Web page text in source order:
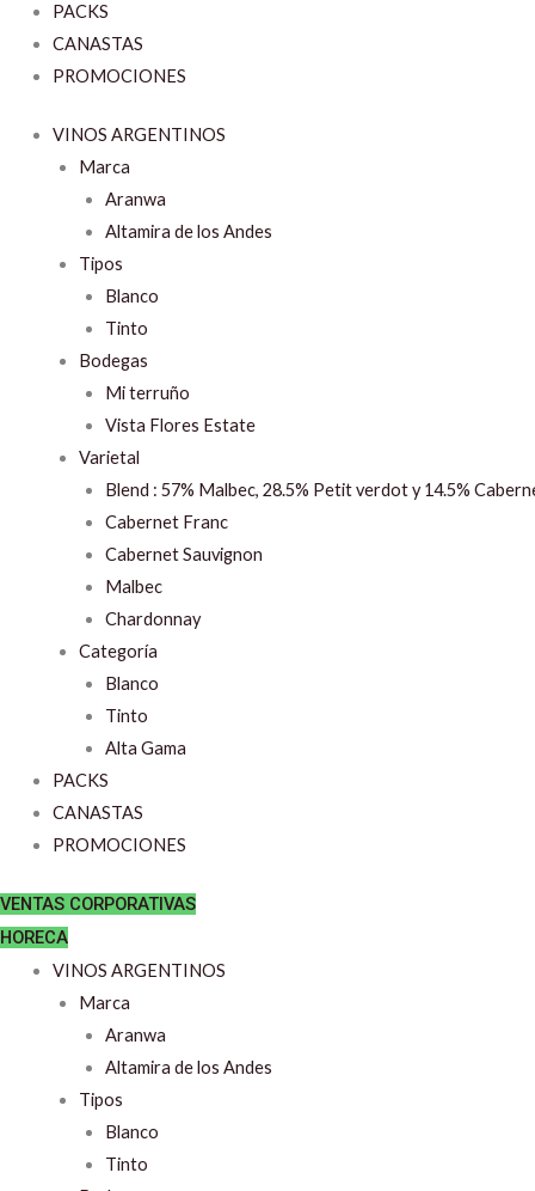
PACKS
CANASTAS
PROMOCIONES
VINOS ARGENTINOS
Marca
Aranwa
Altamira de los Andes
Tipos
Blanco
Tinto
Bodegas
Mi terruño
Vista Flores Estate
Varietal
Blend : 57% Malbec, 28.5% Petit verdot y 14.5%
Cabernet Franc
Cabernet Sauvignon
Malbec
Chardonnay
Categoría
Blanco
Tinto
Alta Gama
PACKS
CANASTAS
PROMOCIONES
VENTAS CORPORATIVAS
HORECA
VINOS ARGENTINOS
Marca
Aranwa
Altamira de los Andes
Tipos
Blanco
Tinto